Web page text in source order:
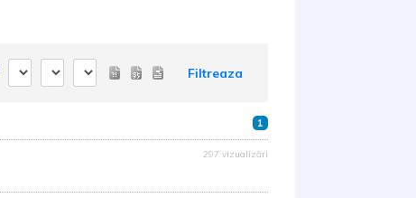
Filtreaza
1
297 vizualizări